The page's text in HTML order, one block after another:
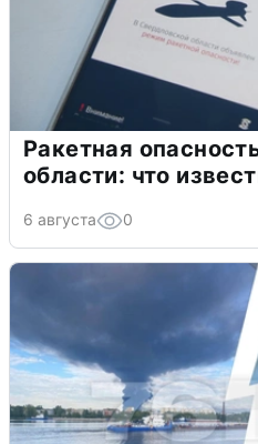
Ракетная
области: что
6 августа 0